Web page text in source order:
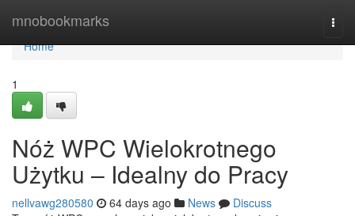
mnobookmarks
Home
Home
1
Nóż WPC Wielokrotnego
Użytku – Idealny do Pracy
nellvawg280580 64 days ago News
Discuss